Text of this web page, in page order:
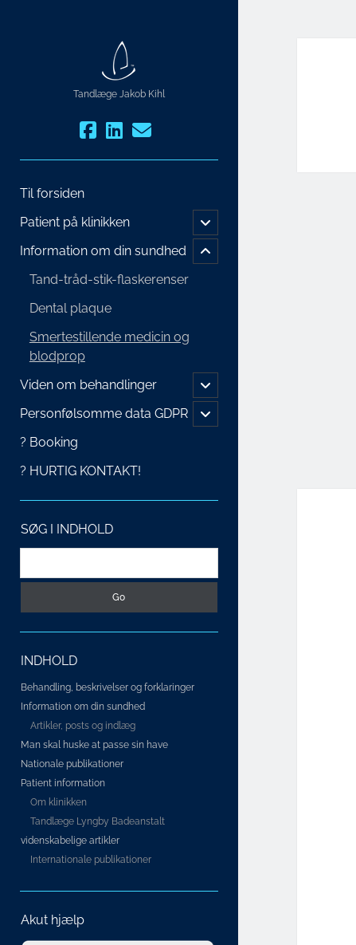
Tandlæge Jakob Kihl
Til forsiden
Patient på klinikken
Information om din sundhed
Tand-tråd-stik-flaskerenser
Dental plaque
Smertestillende medicin og
blodprop
Viden om behandlinger
Personfølsomme data GDPR
? Booking
? HURTIG KONTAKT!
SØG I INDHOLD
INDHOLD
Behandling, beskrivelser og forklaringer
Information om din sundhed
Artikler, posts og indlæg
Man skal huske at passe sin have
Nationale publikationer
Patient information
Om klinikken
Tandlæge Lyngby Badeanstalt
videnskabelige artikler
Internationale publikationer
Akut hjælp